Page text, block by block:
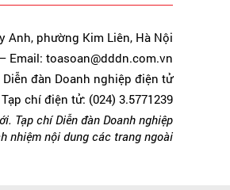
Anh, phường Kim Liên, Hà Nội
Email: toasoan@dddn.com.vn
đàn Doanh nghiệp điện tử
chí điện tử: (024) 3.5771239
Tạp chí Diễn đàn Doanh nghiệp
nhiệm nội dung các trang ngoài